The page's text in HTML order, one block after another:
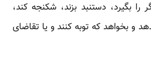
بگیرد، دستنبد بزند، شکنجه کند،
و بخواهد که توبه کنند و یا تقاضای